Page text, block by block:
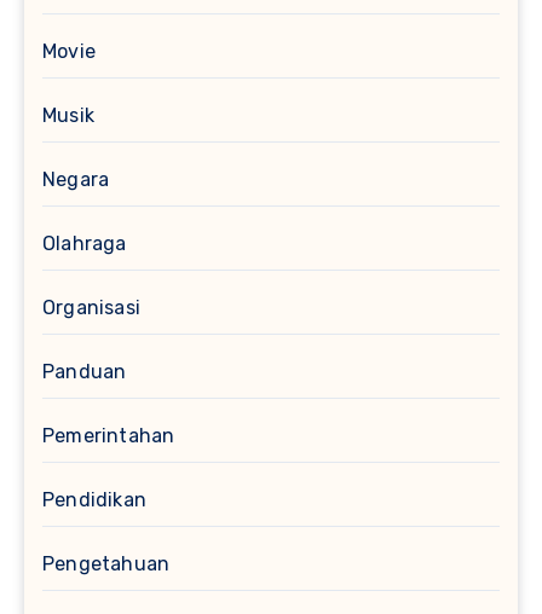
Movie
Musik
Negara
Olahraga
Organisasi
Panduan
Pemerintahan
Pendidikan
Pengetahuan